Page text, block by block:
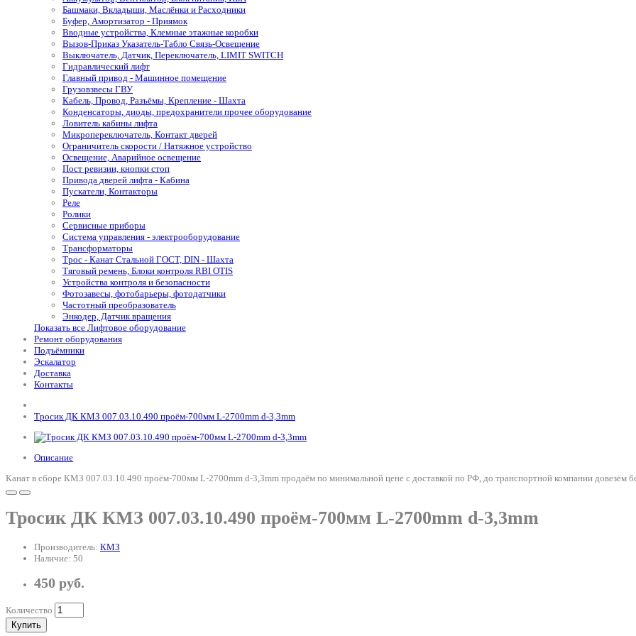
Башмаки, Вкладыши, Маслёнки и Расходники
Буфер, Амортизатор - Приямок
Вводные устройства, Клемные этажные коробки
Вызов-Приказ Указатель-Табло Связь-Освещение
Выключатель, Датчик, Переключатель, LIMIT SWITCH
Гидравлический лифт
Главный привод - Машинное помещение
Грузовзвесы ГВУ
Кабель, Провод, Разъёмы, Крепление - Шахта
Конденсаторы, диоды, предохранители прочее оборудование
Ловитель кабины лифта
Микропереключатель, Контакт дверей
Ограничитель скорости / Натяжное устройство
Освещение, Аварийное освещение
Пост ревизии, кнопки стоп
Привода дверей лифта - Кабина
Пускатели, Контакторы
Реле
Ролики
Сервисные приборы
Система управления - электрооборудование
Трансформаторы
Трос - Канат Стальной ГОСТ, DIN - Шахта
Тяговый ремень, Блоки контроля RBI OTIS
Устройства контроля и безопасности
Фотозавесы, фотобарьеры, фотодатчики
Частотный преобразователь
Энкодер, Датчик вращения
Показать все Лифтовое оборудование
Ремонт оборудования
Подъёмники
Эскалатор
Доставка
Контакты
Тросик ДК КМЗ 007.03.10.490 проём-700мм L-2700mm d-3,3mm
Описание
Канат в сборе КМЗ 007.03.10.490 проём-700мм L-2700mm d-3,3mm продаём по минимальной цене с доставкой по РФ, до транспортной компании довезём
Тросик ДК КМЗ 007.03.10.490 проём-700мм L-2700mm d-3,3mm
Производитель: КМЗ
Наличие: 50
450 руб.
Количество
Купить